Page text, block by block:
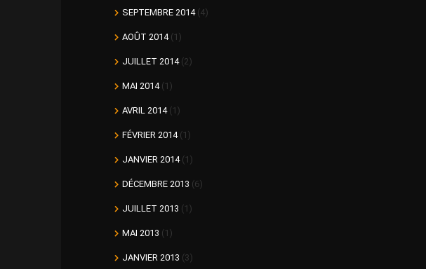
SEPTEMBRE 2014(4)
AOÛT 2014(1)
JUILLET 2014(2)
MAI 2014(1)
AVRIL 2014(1)
FÉVRIER 2014(1)
JANVIER 2014(1)
DÉCEMBRE 2013 (6)
JUILLET 2013 (1)
MAI 2013 (1)
JANVIER 2013 (3)